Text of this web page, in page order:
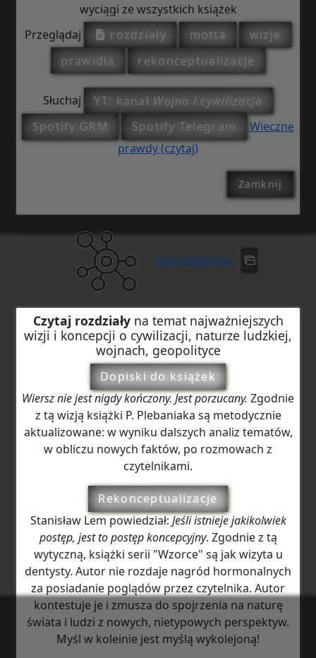
wyciągi ze wszystkich książek
Przeglądaj
rozdziały motta
wizje
prawidła
rekonceptualizacje
Słuchaj YT: kanał Wojna i cywilizacja
Spotify GRM
Spotify Telegram
Wieczne
prawdy (czytaj)
Zamknij
Spostrzeżenia
Czytaj rozdziałyna temat najważniejszych
wizji i koncepcji o cywilizacji, naturze ludzkiej,
wojnach, geopolityce
Dopiski do książek
Wiersz nie jest nigdy kończony. Jest porzucany. Zgodnie
z tą wizją książki P. Plebaniaka są metodycznie
aktualizowane: w wyniku dalszych analiz tematów,
w obliczu nowych faktów, po rozmowach z
czytelnikami.
Rekonceptualizacje
Stanisław Lem powiedział:Jeśli istnieje jakikolwiek
postęp, jest to postęp koncepcyjny. Zgodnie z tą
wytyczną, książki serii "Wzorce" są jak wizyta u
dentysty. Autor nie rozdaje nagród hormonalnych
za posiadanie poglądów przez czytelnika. Autor
kontestuje je i zmusza do spojrzenia na naturę
świata i ludzi z nowych, nietypowych perspektyw.
Myśl w koleinie jest myślą wykolejoną!